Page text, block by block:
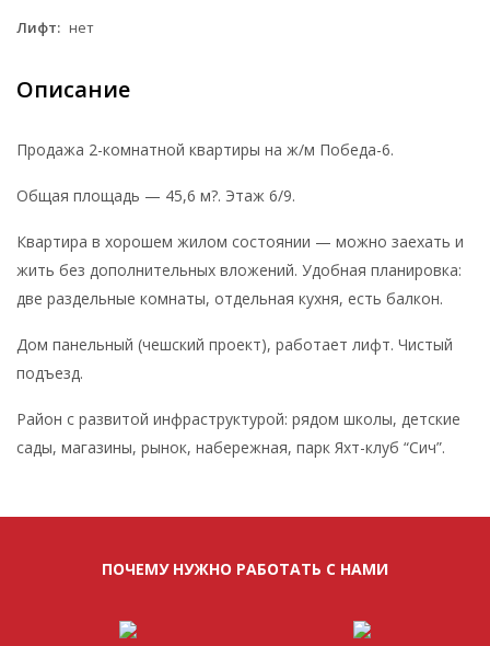
Лифт: нет
Описание
Продажа 2-комнатной квартиры на ж/м Победа-6.
Общая площадь — 45,6 м?. Этаж 6/9.
Квартира в хорошем жилом состоянии — можно заехать и
жить без дополнительных вложений. Удобная планировка:
две раздельные комнаты, отдельная кухня, есть балкон.
Дом панельный (чешский проект), работает лифт. Чистый
подъезд.
Район с развитой инфраструктурой: рядом школы, детские
сады, магазины, рынок, набережная, парк Яхт-клуб “Сич”.
ПОЧЕМУ НУЖНО РАБОТАТЬ С НАМИ